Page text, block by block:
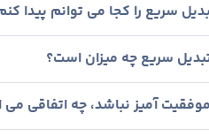
سریع را کجا می توانم پیدا
سریع چه میزان است؟
آمیز نباشد، چه اتفاقی می